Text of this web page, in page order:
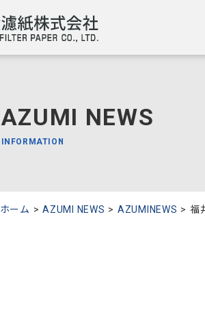
AZUMI NEWS
INFORMATION
ホーム AZUMI NEWS AZUMINEWS 福